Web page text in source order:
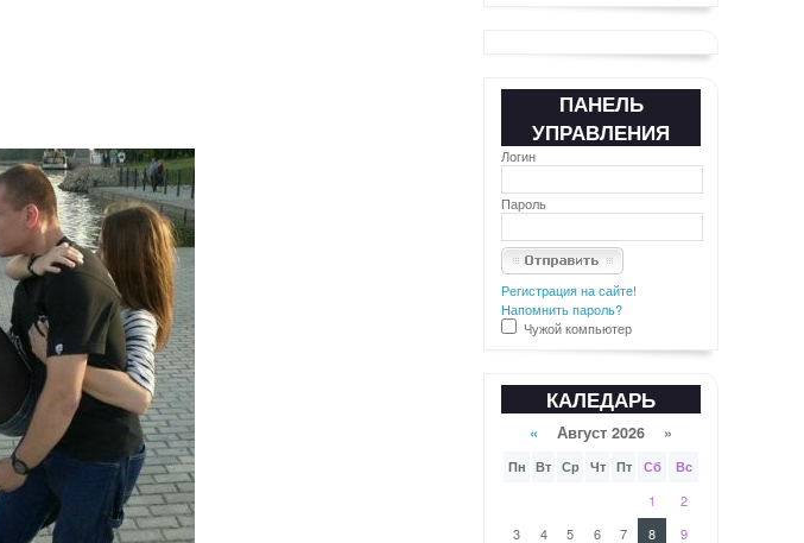
ПАНЕЛЬ
УПРАВЛЕНИЯ
Логин
Пароль
Регистрация на сайте!
Напомнить пароль?
Чужой компьютер
КАЛЕДАРЬ
« Август 2026 »
Пн Вт Ср Чт Пт Сб Вс
1
2
3
4 5 6 7 8 9